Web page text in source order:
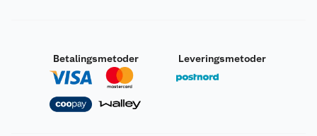
Betalingsmetoder Leveringsmetoder